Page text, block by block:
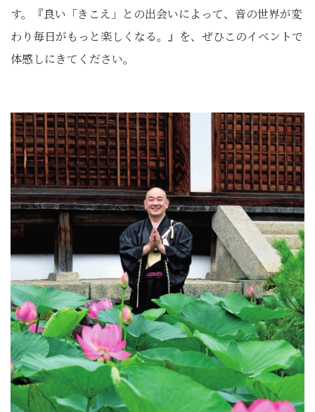
す。『良い「きこえ」との出会いによって、音の世界が変
わり毎日がもっと楽しくなる。』を、ぜひこのイベントで
体感しにきてください。